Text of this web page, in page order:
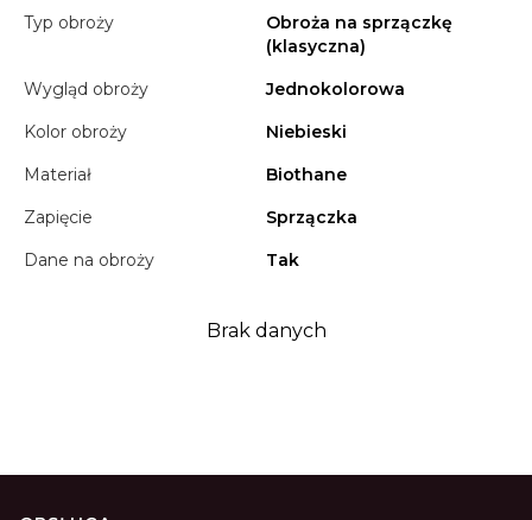
Typ obroży
Obroża na sprzączkę
(klasyczna)
Wygląd obroży
Jednokolorowa
Kolor obroży
Niebieski
Materiał
Biothane
Zapięcie
Sprzączka
Dane na obroży
Tak
Brak danych